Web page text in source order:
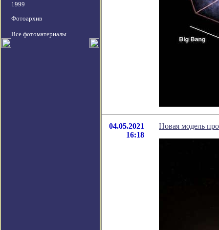
1999
Фотоархив
Все фотоматериалы
04.05.2021
16:18
Новая модель